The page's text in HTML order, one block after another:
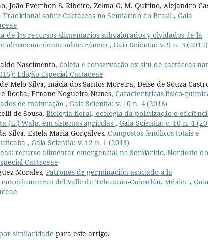
João Everthon S. Ribeiro, Zelma G. M. Quirino, Alejandro
sobre Cactáceas no Semiárido do Brasil , Gaia
de los recursos alimentarios subvalorados y olvidados de la
almacenamiento subterráneos , Gaia Scientia: v. 9 n. 3
Nascimento, Coleta e conservação ex situ de cactáceas
Edição Especial Cactaceae
Melo Silva, Inácia dos Santos Moreira, Deise de Souza
Rocha, Ernane Nogueira Nunes, Características fisico-
de maturação , Gaia Scientia: v. 10 n. 4 (2016)
de Sousa, Biologia floral, ecologia da polinização e
(L.) Walp. em sistemas agrícolas , Gaia Scientia: v. 10 n. 4
Silva, Estela Maria Gonçalves, Compostos fenólicos totais e
, Gaia Scientia: v. 12 n. 1 (2018)
recurso alimentar emergencial no Semiárido, Nordeste do
Cactaceae
Morales, Patrones de germinación asociado a la
columnares del Valle de Tehuacán-Cuicatlán, México , Gaia
similaridade para este artigo.